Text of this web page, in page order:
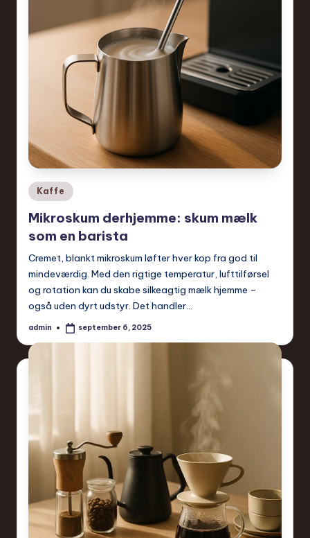
Posted
in
Kaffe
Mikroskum derhjemme: skum mælk
som en barista
Cremet, blankt mikroskum løfter hver kop fra god til
mindeværdig. Med den rigtige temperatur, lufttilførsel
og rotation kan du skabe silkeagtig mælk hjemme –
også uden dyrt udstyr. Det handler…
Posted
admin september 6, 2025